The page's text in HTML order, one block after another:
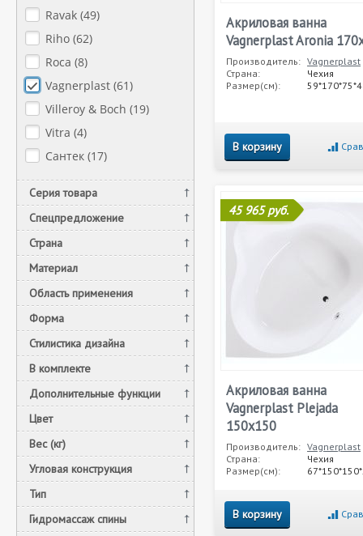
Ravak (49)
Riho (62)
Roca (8)
Vagnerplast (61)
Villeroy & Boch (19)
Vitra (4)
Сантек (17)
Серия товара
Спецпредложение
Страна
Материал
Область применения
Форма
Стилистика дизайна
В комплекте
Дополнительные функции
Цвет
Вес (кг)
Угловая конструкция
Тип
Гидромассаж спины
Акриловая ванна
Vagnerplast Aronia
Производитель: Vagnerplast
Страна:
Чехия
Размер(см):
В корзину
45 965 руб.
Акриловая ванна
Vagnerplast Plejada
150x150
Производитель: Vagnerplast
Страна:
Чехия
Размер(см):
В корзину